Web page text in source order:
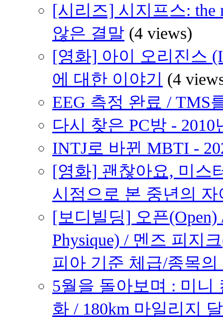
[시리즈] 시지프스:
않은 결말 (4 views)
[영화] 아이 오리진스
에 대한 이야기
(4
EEG 측정 완료 / TMS
다시 찾은 PC방 - 2010
INTJ로 바뀐 MBTI -
[영화] 괜찮아요, 미스
시점으로 본 중년의 자
[보디빌딩] 오픈(Open)
Physique) / 멘즈 피지
피아 기준 체급/종목의
5월을 돌아보며 : 미니
화 / 180km 마일리지